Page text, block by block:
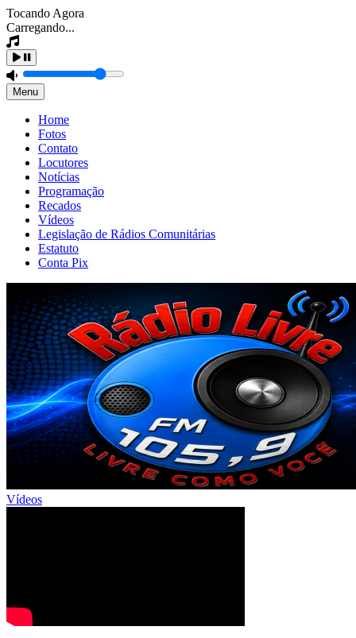
Tocando Agora
Carregando...
Menu
Home
Fotos
Contato
Locutores
Notícias
Programação
Recados
Vídeos
Legislação de Rádios Comunitárias
Estatuto
Conta Pix
Vídeos